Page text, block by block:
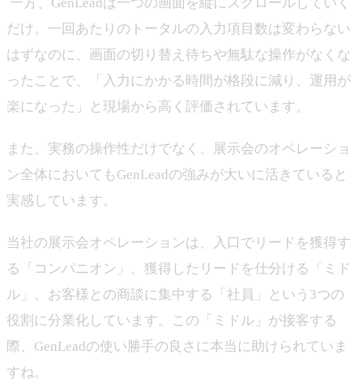
だけ。一回あたりのトータルの入力項目数は変わらない
はずなのに、画面の切り替え待ちや無駄な操作がなくな
ったことで、「入力にかかる時間が格段に減り、運用が
楽になった」と現場から高く評価されています。
また、実務の操作性だけでなく、展示会のオペレーショ
ン全体においてもGenLeadの強みが大いに活きていると
実感しています。
当社の展示会オペレーションは、入口でリードを獲得す
る「コンパニオン」、獲得したリードを仕分ける「ミド
ル」、お客様との商談に集中する「社員」という3つの
役割に分業化しています。この「ミドル」が接客する
際、GenLeadの使い勝手の良さに本当に助けられていま
すね。